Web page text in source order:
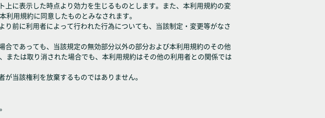
に表示した時点より効力を生じるものとします。また、本利用規約の変
用規約に同意したものとみなされます。
前に利用者によって行われた行為についても、当該制定・変更等がなさ
であっても、当該規定の無効部分以外の部分および本利用規約のその他
たは取り消された場合でも、本利用規約はその他の利用者との関係では
当該権利を放棄するものではありません。